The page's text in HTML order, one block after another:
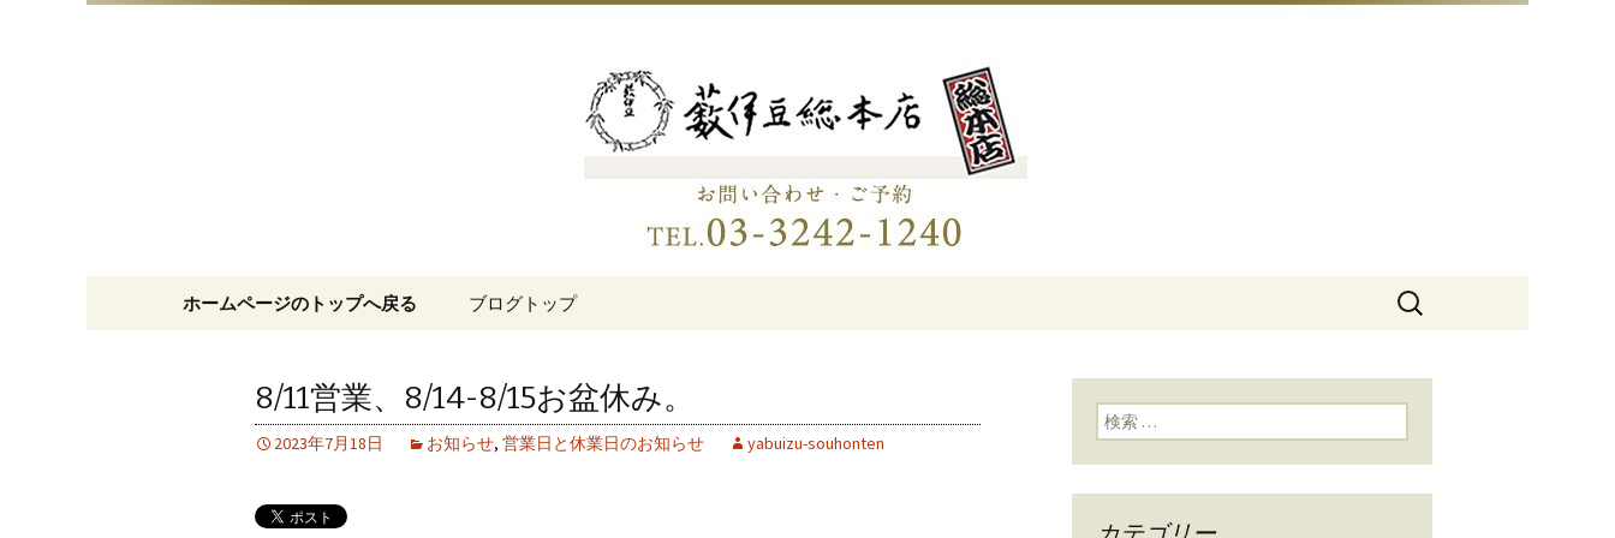
日本橋の老舗蕎麦屋「藪伊豆総本店」
コンテンツへ移動
ホームページのトップへ戻る ブログトップ
検
8/11営業、8/14-8/15お盆休み。
2023年7月18日 お知らせ, 営業日と休業日のお知らせ yabuizu-souhonten
検索: